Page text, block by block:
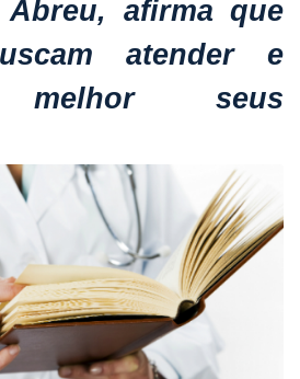
afirma que
atender e
melhor seus